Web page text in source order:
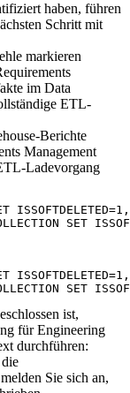
haben, führen
Schritt mit
markieren
im Data
ETL-
Berichte
Management
Ladevorgang
SET
SET
ist,
fürEngineering
durchführen:
Sie sich an,